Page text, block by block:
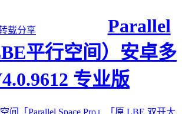
载分享
Parallel
平行空间）安卓多
专业版
间「Parallel Space Pro」「原 LBE 双开大